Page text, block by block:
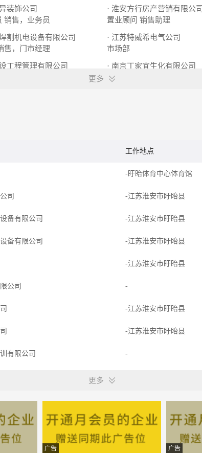
装饰公司
销售，业务员
· 淮安方行房产营销有限公司
置业顾问 销售助理
割机电设备有限公司
售，门市经理
· 江苏特威希电气公司
市场部
工程管理有限公司
· 南京丁家宜生化有限公司
销售，销售经理
更多
工作地点
-盱眙体育中心体育馆
司 -江苏淮安市盱眙县
备有限公司 -江苏淮安市盱眙县
备有限公司 -江苏淮安市盱眙县
-江苏淮安市盱眙县
公司 -
-江苏淮安市盱眙县
-江苏淮安市盱眙县
有限公司 -
-
公司 -
更多
广告 广告